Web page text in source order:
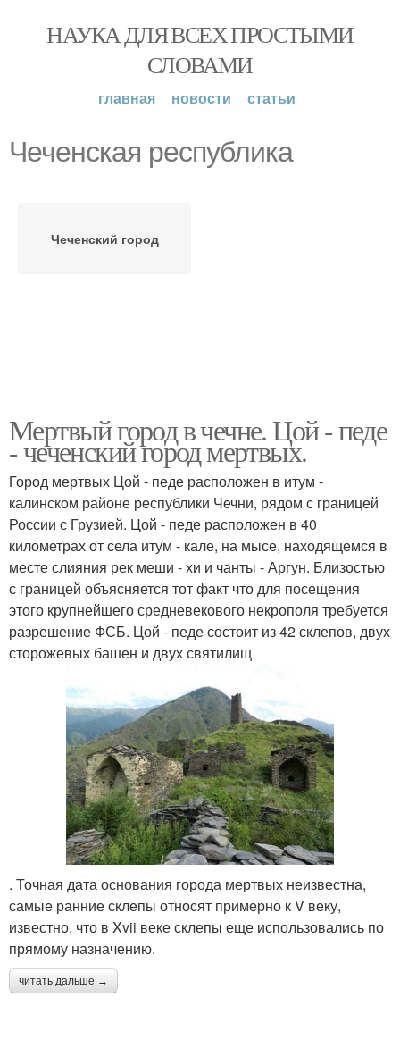
НАУКА ДЛЯ ВСЕХ ПРОСТЫМИ
СЛОВАМИ
главная новости статьи
Чеченская республика
Чеченский город
Мертвый город в чечне. Цой - педе
- чеченский город мертвых.
Город мертвых Цой - педе расположен в итум -
калинском районе республики Чечни, рядом с границей
России с Грузией. Цой - педе расположен в 40
километрах от села итум - кале, на мысе, находящемся в
месте слияния рек меши - хи и чанты - Аргун. Близостью
с границей объясняется тот факт что для посещения
этого крупнейшего средневекового некрополя требуется
разрешение ФСБ. Цой - педе состоит из 42 склепов, двух
сторожевых башен и двух святилищ
. Точная дата основания города мертвых неизвестна,
самые ранние склепы относят примерно к V веку,
известно, что в Xvii веке склепы еще использовались по
прямому назначению.
читать дальше →